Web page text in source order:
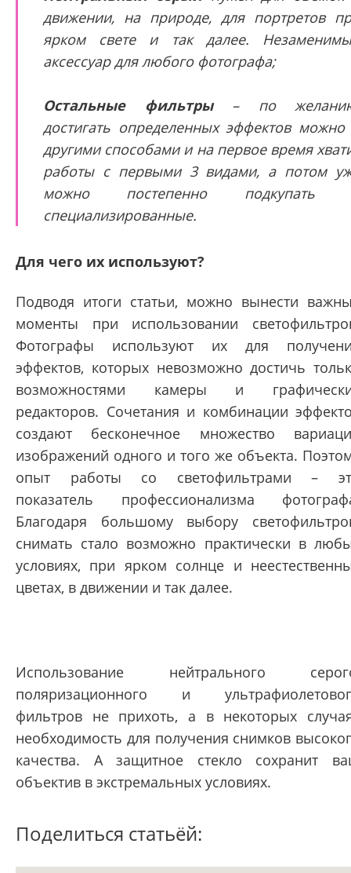
движении, на природе, для портретов
ярком свете и так далее.
аксессуар для любого фотографа;
Остальные фильтры– по
достигать определенных эффектов можно
другими способами и на первое время
работы с первыми 3 видами, а потом
можно постепенно подкупать
специализированные.
Для чего их используют?
Подводя итоги статьи, можно вынести
моменты при использовании
Фотографы используют их для
эффектов, которых невозможно достичь
возможностями камеры и
редакторов. Сочетания и комбинации
создают бесконечное множество
изображений одного и того же объекта.
опыт работы со светофильтрами –
показатель профессионализма
Благодаря большому выбору
снимать стало возможно практически в
условиях, при ярком солнце и
цветах, в движении и так далее.
Использование нейтрального
поляризационного и
фильтров не прихоть, а в некоторых
необходимость для получения снимков
качества. А защитное стекло сохранит
объектив в экстремальных условиях.
Поделиться статьёй: